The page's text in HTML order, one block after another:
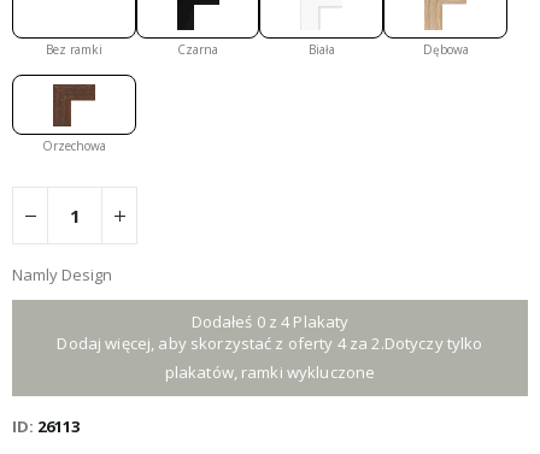
Bez ramki Czarna Biała Dębowa
Orzechowa
Namly Design
Dodałeś 0 z 4 Plakaty
Dodaj więcej, aby skorzystać z oferty 4 za 2.Dotyczy tylko
plakatów, ramki wykluczone
ID 26113